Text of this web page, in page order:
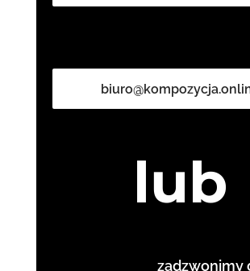
lub
zadzwonimy